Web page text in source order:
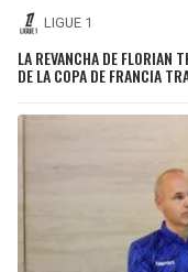
LIGUE 1
LA REVANCHA DE FLORIAN
DE LA COPA DE FRANCIA